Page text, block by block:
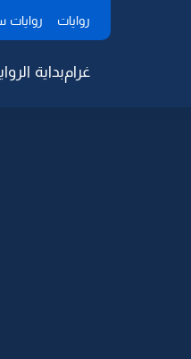
روايات روايات
غرامبداية